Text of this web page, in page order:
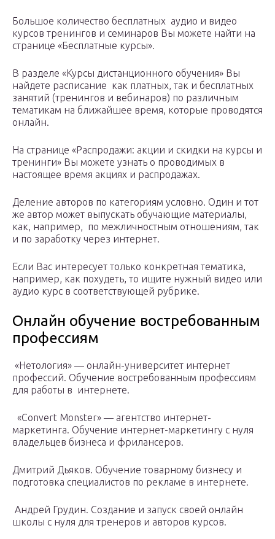
Большое количество бесплатных аудио и видео
курсов тренингов и семинаров Вы можете найти на
странице «Бесплатные курсы».
В разделе «Курсы дистанционного обучения» Вы
найдете расписание как платных, так и бесплатных
занятий (тренингов и вебинаров) по различным
тематикам на ближайшее время, которые проводятся
онлайн.
На странице «Распродажи: акции и скидки на курсы и
тренинги» Вы можете узнать о проводимых в
настоящее время акциях и распродажах.
Деление авторов по категориям условно. Один и тот
же автор может выпускать обучающие материалы,
как, например, по межличностным отношениям, так
и по заработку через интернет.
Если Вас интересует только конкретная тематика,
например, как похудеть, то ищите нужный видео или
аудио курс в соответствующей рубрике.
Онлайн обучение востребованным
профессиям
«Нетология» — онлайн-университет интернет
профессий. Обучение востребованным профессиям
для работы в интернете.
«Convert Monster» — агентство интернет-
маркетинга. Обучение интернет-маркетингу с нуля
владельцев бизнеса и фрилансеров.
Дмитрий Дьяков. Обучение товарному бизнесу и
подготовка специалистов по рекламе в интернете.
Андрей Грудин. Создание и запуск своей онлайн
школы с нуля для тренеров и авторов курсов.